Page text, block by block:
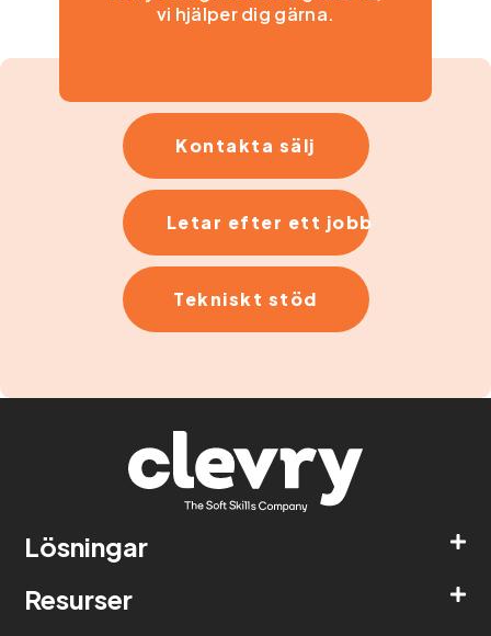
vi hjälper dig gärna.
Kontakta sälj
Letar efter ett jobb
Tekniskt stöd
Lösningar
Resurser